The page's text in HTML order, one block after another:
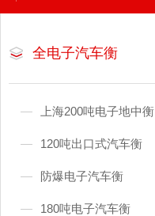
全电子汽车衡
上海200吨电子地中衡
120吨出口式汽车衡
防爆电子汽车衡
180吨电子汽车衡